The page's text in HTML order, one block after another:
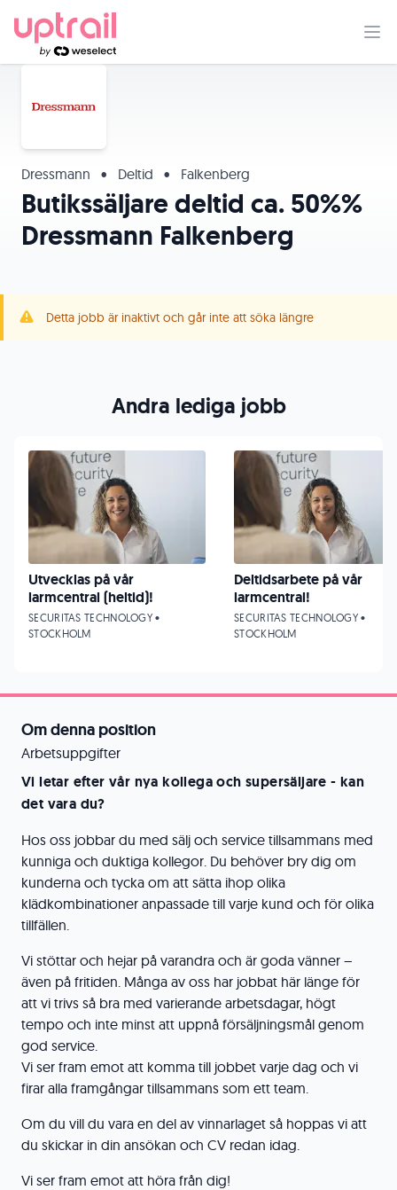
Dressmann • Deltid • Falkenberg
Butikssäljare deltid ca. 50%%
Dressmann Falkenberg
Detta jobb är inaktivt och går inte att söka längre
Om denna position
Arbetsuppgifter
Vi letar efter vår nya kollega och supersäljare - kan
det vara du?
Hos oss jobbar du med sälj och service tillsammans med
kunniga och duktiga kollegor. Du behöver bry dig om
kunderna och tycka om att sätta ihop olika
klädkombinationer anpassade till varje kund och för olika
tillfällen.
Vi stöttar och hejar på varandra och är goda vänner –
även på fritiden. Många av oss har jobbat här länge för
att vi trivs så bra med varierande arbetsdagar, högt
tempo och inte minst att uppnå försäljningsmål genom
god service.
Vi ser fram emot att komma till jobbet varje dag och vi
firar alla framgångar tillsammans som ett team.
Om du vill du vara en del av vinnarlaget så hoppas vi att
du skickar in din ansökan och CV redan idag.
Vi ser fram emot att höra från dig!
Andra lediga jobb
Utvecklas på vår
larmcentral (heltid)!
SECURITAS TECHNOLOGY •
STOCKHOLM
Deltidsarbete på vår
larmcentral!
SECURITAS TECHNOLOGY •
STOCKHOLM